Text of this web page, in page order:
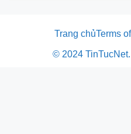
Trang chủTerms
© 2024